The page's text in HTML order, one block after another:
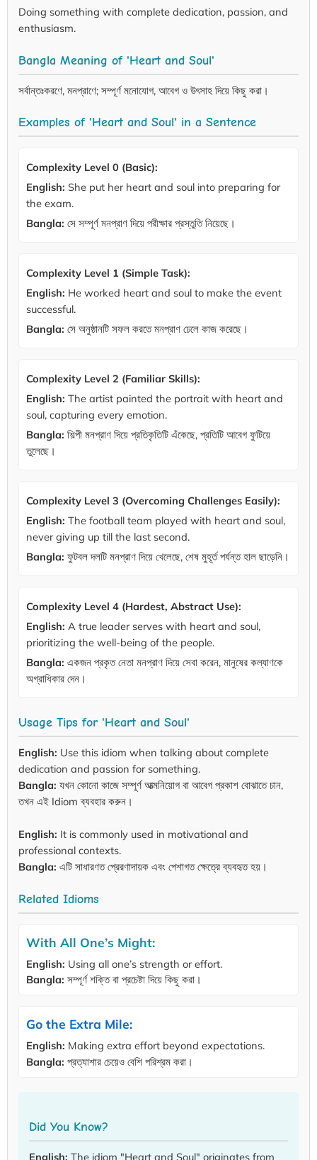
Doing something with complete dedication, passion, and
enthusiasm.
Bangla Meaning of 'Heart and Soul'
সর্বান্তঃকরণে, মনপ্রাণে; সম্পূর্ণ মনোযোগ, আবেগ ও উৎসাহ দিয়ে কিছু করা।
Examples of 'Heart and Soul' in a Sentence
Complexity Level 0 (Basic):
English: She put her heart and soul into preparing for
the exam.
Bangla: সে সম্পূর্ণ মনপ্রাণ দিয়ে পরীক্ষার প্রস্তুতি নিয়েছে।
Complexity Level 1 (Simple Task):
English: He worked heart and soul to make the event
successful.
Bangla: সে অনুষ্ঠানটি সফল করতে মনপ্রাণ ঢেলে কাজ করেছে।
Complexity Level 2 (Familiar Skills):
English: The artist painted the portrait with heart and
soul, capturing every emotion.
Bangla: শিল্পী মনপ্রাণ দিয়ে প্রতিকৃতিটি এঁকেছে, প্রতিটি আবেগ ফুটিয়ে
তুলেছে।
Complexity Level 3 (Overcoming Challenges Easily):
English: The football team played with heart and soul,
never giving up till the last second.
Bangla: ফুটবল দলটি মনপ্রাণ দিয়ে খেলেছে, শেষ মুহূর্ত পর্যন্ত হাল ছাড়েনি।
Complexity Level 4 (Hardest, Abstract Use):
English: A true leader serves with heart and soul,
prioritizing the well-being of the people.
Bangla: একজন প্রকৃত নেতা মনপ্রাণ দিয়ে সেবা করেন, মানুষের কল্যাণকে
অগ্রাধিকার দেন।
Usage Tips for 'Heart and Soul'
English: Use this idiom when talking about complete
dedication and passion for something.
Bangla: যখন কোনো কাজে সম্পূর্ণ আত্মনিয়োগ বা আবেগ প্রকাশ বোঝাতে চান,
তখন এই Idiom ব্যবহার করুন।
English: It is commonly used in motivational and
professional contexts.
Bangla: এটি সাধারণত প্রেরণাদায়ক এবং পেশাগত ক্ষেত্রে ব্যবহৃত হয়।
Related Idioms
With All One’s Might:
English: Using all one’s strength or effort.
Bangla: সম্পূর্ণ শক্তি বা প্রচেষ্টা দিয়ে কিছু করা।
Go the Extra Mile:
English: Making extra effort beyond expectations.
Bangla: প্রত্যাশার চেয়েও বেশি পরিশ্রম করা।
Did You Know?
English: The idiom "Heart and Soul" originates from